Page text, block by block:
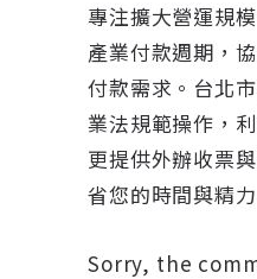
專注擴大營運規
產業付款週期，
付款需求。台北
業法規範操作，
更提供外辦收票
省您的時間與精力
Sorry, the